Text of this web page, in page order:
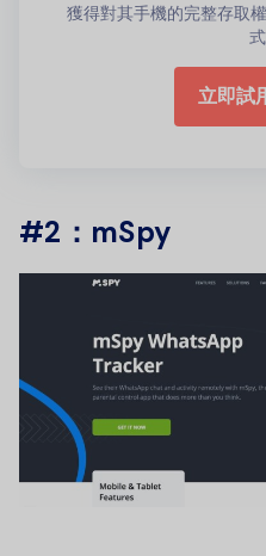
獲得對其手機的完整存取
立即試
#2：mSpy